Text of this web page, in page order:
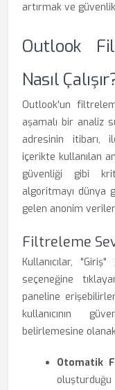
artırmak ve
Outlook
Nasıl
Outlook'un
aşamalı bir analiz
adresinin itibarı,
içerikte kullanılan
güvenliği gibi
algoritmayı dünya
gelen anonim
Filtreleme
Kullanıcılar,
seçeneğine
paneline
kullanıcının
belirlemesine
Otomatik